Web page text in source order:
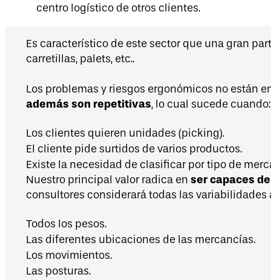
centro logístico de otros clientes.
Es característico de este sector que una gran
carretillas, palets, etc..
Los problemas y riesgos ergonómicos no están
además son repetitivas, lo cual sucede cuando:
Los clientes quieren unidades (picking).
El cliente pide surtidos de varios productos.
Existe la necesidad de clasificar por tipo de
Nuestro principal valor radica en ser capaces
consultores considerará todas las
Todos los pesos.
Las diferentes ubicaciones de las mercancías.
Los movimientos.
Las posturas.